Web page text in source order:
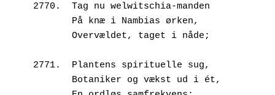
2770.  Tag nu welwitschia-manden
       På knæ i Nambias ørken,
       Overvældet, taget i nåde;
2771.  Plantens spirituelle sug,
       Botaniker og vækst ud i ét,